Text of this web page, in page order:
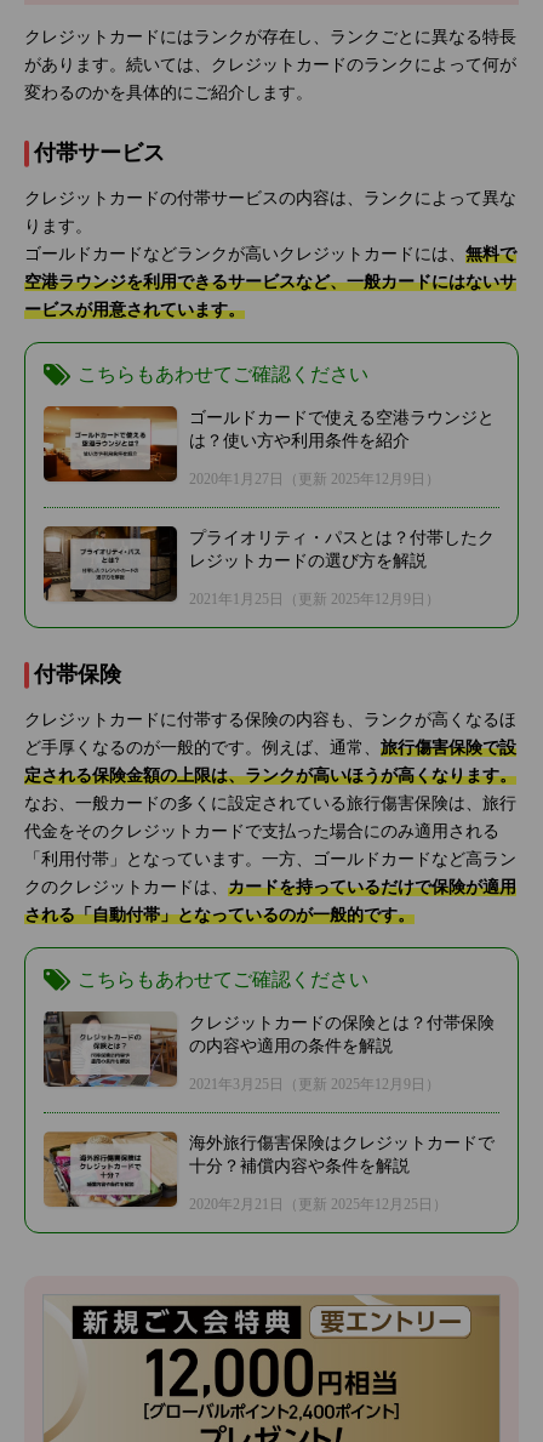
クレジットカードにはランクが存在し、ランクごとに異なる特長
があります。続いては、クレジットカードのランクによって何が
変わるのかを具体的にご紹介します。
付帯サービス
クレジットカードの付帯サービスの内容は、ランクによって異な
ります。
ゴールドカードなどランクが高いクレジットカードには、 無料で
空港ラウンジを利用できるサービスなど、一般カードにはないサ
ービスが用意されています。
こちらもあわせてご確認ください
ゴールドカードで使える空港ラウンジと
は？使い方や利用条件を紹介
2020年1月27日 （更新 2025年12月9日）
プライオリティ・パスとは？付帯したク
レジットカードの選び方を解説
2021年1月25日 （更新 2025年12月9日）
付帯保険
クレジットカードに付帯する保険の内容も、ランクが高くなるほ
ど手厚くなるのが一般的です。例えば、通常、 旅行傷害保険で設
定される保険金額の上限は、ランクが高いほうが高くなります。
なお、一般カードの多くに設定されている旅行傷害保険は、旅行
代金をそのクレジットカードで支払った場合にのみ適用される
「利用付帯」となっています。一方、ゴールドカードなど高ラン
クのクレジットカードは、 カードを持っているだけで保険が適用
される「自動付帯」となっているのが一般的です。
こちらもあわせてご確認ください
クレジットカードの保険とは？付帯保険
の内容や適用の条件を解説
2021年3月25日 （更新 2025年12月9日）
海外旅行傷害保険はクレジットカードで
十分？補償内容や条件を解説
2020年2月21日 （更新 2025年12月25日）